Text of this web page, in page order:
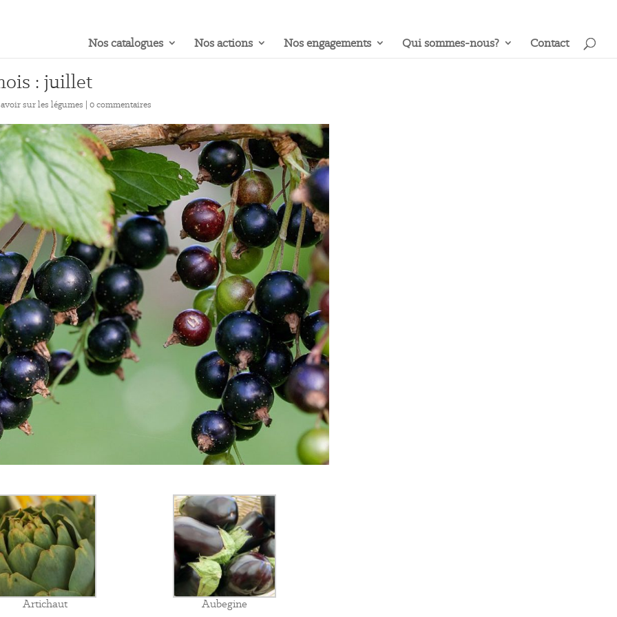
Nos catalogues Nos actions Nos engagements Qui sommes-nous? Contact
: juillet
sur les légumes |0 commentaires
Artichaut Aubegine